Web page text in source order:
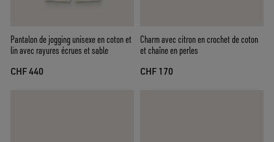
Pantalon de jogging unisexe en coton et
lin avec rayures écrues et sable
CHF 440
Charm avec citron en crochet de coton
et chaîne en perles
CHF 170